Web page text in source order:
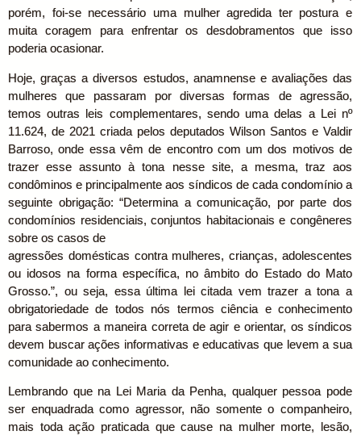
porém, foi-se necessário uma mulher agredida ter postura e
muita coragem para enfrentar os desdobramentos que isso
poderia ocasionar.
Hoje, graças a diversos estudos, anamnense e avaliações das
mulheres que passaram por diversas formas de agressão,
temos outras leis complementares, sendo uma delas a Lei nº
11.624, de 2021 criada pelos deputados Wilson Santos e Valdir
Barroso, onde essa vêm de encontro com um dos motivos de
trazer esse assunto à tona nesse site, a mesma, traz aos
condôminos e principalmente aos síndicos de cada condomínio a
seguinte obrigação: “Determina a comunicação, por parte dos
condomínios residenciais, conjuntos habitacionais e congêneres
sobre os casos de
agressões domésticas contra mulheres, crianças, adolescentes
ou idosos na forma específica, no âmbito do Estado do Mato
Grosso.”, ou seja, essa última lei citada vem trazer a tona a
obrigatoriedade de todos nós termos ciência e conhecimento
para sabermos a maneira correta de agir e orientar, os síndicos
devem buscar ações informativas e educativas que levem a sua
comunidade ao conhecimento.
Lembrando que na Lei Maria da Penha, qualquer pessoa pode
ser enquadrada como agressor, não somente o companheiro,
mais toda ação praticada que cause na mulher morte, lesão,